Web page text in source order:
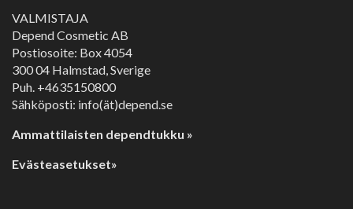
VALMISTAJA
Depend Cosmetic AB
Postiosoite: Box 4054
300 04 Halmstad, Sverige
Puh. +4635150800
Sähköposti: info(ät)depend.se
Ammattilaisten dependtukku »
Evästeasetukset»